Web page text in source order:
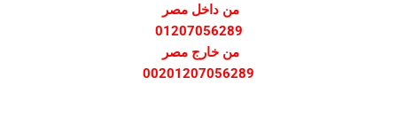
من داخل مصر
01207056289
من خارج مصر
00201207056289